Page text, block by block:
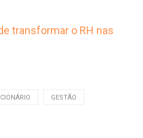
transformar o RH nas
GESTÃO